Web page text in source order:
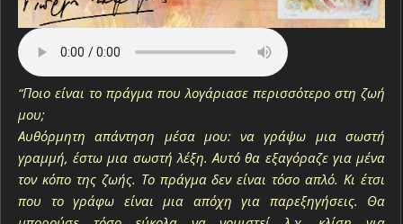
“Ποιο είναι το πράγμα που λογάριασε περισσότερο στη ζωή
μου;
Αυθόρμητη απάντηση μέσα μου: να γράψω μια σωστή
γραμμή, έστω μια σωστή λέξη. Αυτό θα εξαγόραζε για μένα
τον κόπο της ζωής. Το πράγμα δεν είναι τόσο απλό. Κι έτσι
που το γράφω είναι μια απόχη για παρεξηγήσεις. Θα